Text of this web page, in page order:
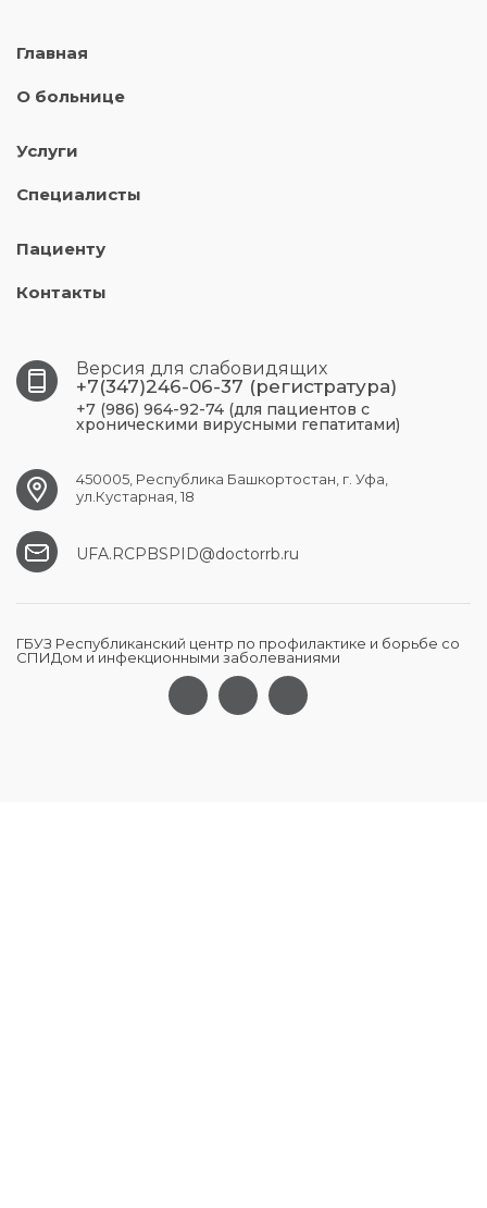
Главная
О больнице
Услуги
Специалисты
Пациенту
Контакты
Версия для слабовидящих
+7(347)246-06-37 (регистратура)
+7 (986) 964-92-74 (для пациентов с
хроническими вирусными гепатитами)
450005, Республика Башкортостан, г. Уфа,
ул.Кустарная, 18
UFA.RCPBSPID@doctorrb.ru
ГБУЗ Республиканский центр по профилактике и борьбе со
СПИДом и инфекционными заболеваниями